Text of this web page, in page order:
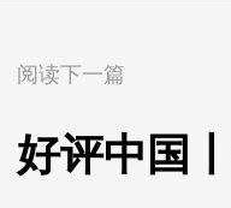
阅读下一篇
好评中国